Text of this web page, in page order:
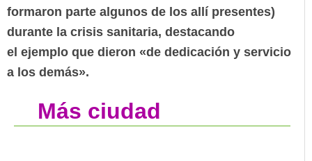
formaron parte algunos de los allí presentes)
durante la crisis sanitaria, destacando
el ejemplo que dieron «de dedicación y servicio
a los demás».
Más ciudad